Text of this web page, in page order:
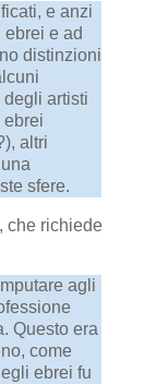
e anzi
e ad
distinzioni
artisti
ebrei
altri
sfere.
che richiede
agli
Questo era
come
ebrei fu